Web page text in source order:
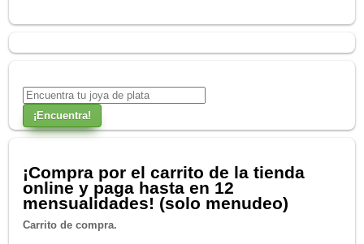
¡Compra por el carrito de la tienda
online y paga hasta en 12
mensualidades! (solo menudeo)
Carrito de compra.